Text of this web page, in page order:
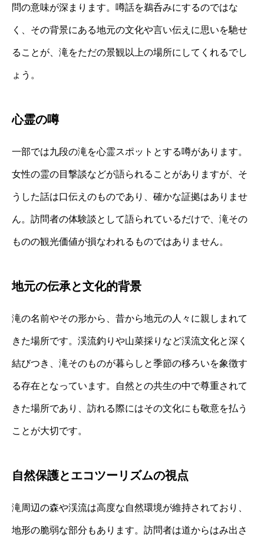
問の意味が深まります。噂話を鵜呑みにするのではな
く、その背景にある地元の文化や言い伝えに思いを馳せ
ることが、滝をただの景観以上の場所にしてくれるでし
ょう。
心霊の噂
一部では九段の滝を心霊スポットとする噂があります。
女性の霊の目撃談などが語られることがありますが、そ
うした話は口伝えのものであり、確かな証拠はありませ
ん。訪問者の体験談として語られているだけで、滝その
ものの観光価値が損なわれるものではありません。
地元の伝承と文化的背景
滝の名前やその形から、昔から地元の人々に親しまれて
きた場所です。渓流釣りや山菜採りなど渓流文化と深く
結びつき、滝そのものが暮らしと季節の移ろいを象徴す
る存在となっています。自然との共生の中で尊重されて
きた場所であり、訪れる際にはその文化にも敬意を払う
ことが大切です。
自然保護とエコツーリズムの視点
滝周辺の森や渓流は高度な自然環境が維持されており、
地形の脆弱な部分もあります。訪問者は道からはみ出さ